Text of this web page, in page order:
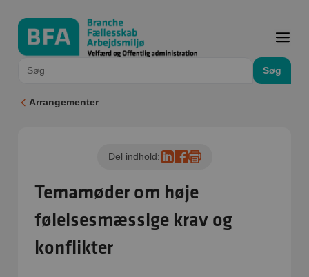
Søg
Arrangementer
Temamøder om høje
følelsesmæssige krav og
konflikter
Del indhold: